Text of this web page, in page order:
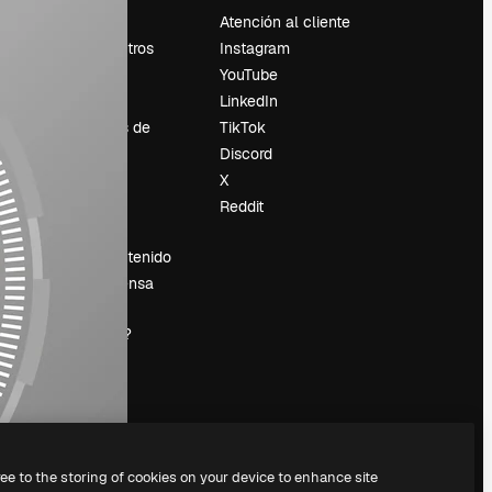
Sobre nosotros
Tendencias de
Vender contenido
Sala de prensa
magnific.ai?
Atención al cliente
Instagram
YouTube
LinkedIn
TikTok
Discord
X
Reddit
to the storing of cookies on your device to enhance site